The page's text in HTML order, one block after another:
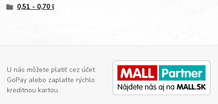
0,51 - 0,70 l
U nás môžete platiť cez účet
GoPay alebo zaplaťte rýchlo
kreditnou kartou.